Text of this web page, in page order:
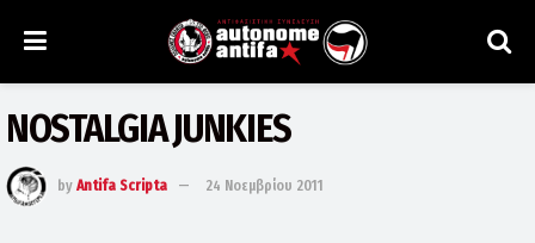
NOSTALGIA JUNKIES
by Antifa Scripta 24 Νοεμβρίου 2011